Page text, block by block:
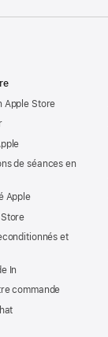
Apple Store
de séances en
Apple
et
In
commande